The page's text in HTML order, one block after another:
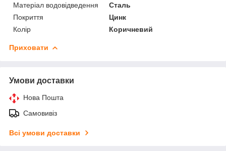
Матеріал водовідведення
Сталь
Покриття
Цинк
Колір
Коричневий
Приховати
Умови доставки
Нова Пошта
Самовивіз
Всі умови доставки